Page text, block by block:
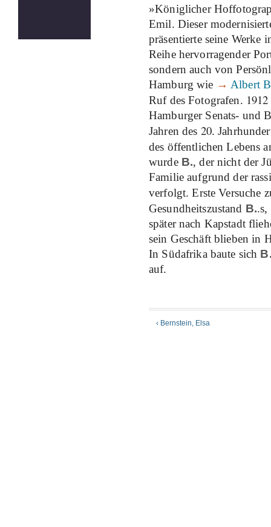
»Königlicher
Emil. Dieser
präsentierte seine Werke
Reihe hervorragender
sondern auch von
Hamburg wie → Albert
Ruf des Fotografen. 1912
Hamburger Senats- und
Jahren des 20.
des öffentlichen Lebens
wurde B., der nicht der
Familie aufgrund der
verfolgt. Erste Versuche
Gesundheitszustand B.
später nach Kapstadt
sein Geschäft blieben in
In Südafrika baute sich
auf.
‹ Bernstein, Elsa